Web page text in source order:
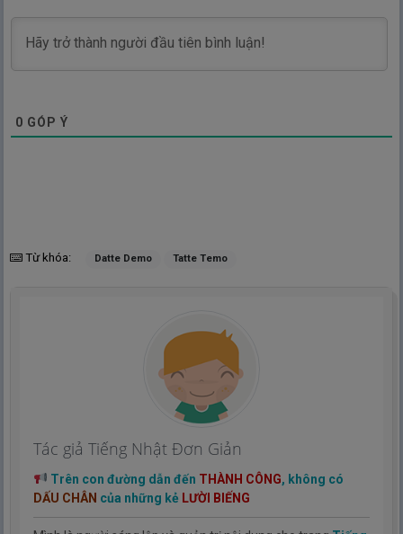
0 GÓP Ý
Từ khóa: Datte Demo Tatte Temo
Tác giả Tiếng Nhật Đơn Giản
Trên con đường dẫn đến THÀNH CÔNG, không có
DẤU CHÂN của những kẻ LƯỜI BIẾNG